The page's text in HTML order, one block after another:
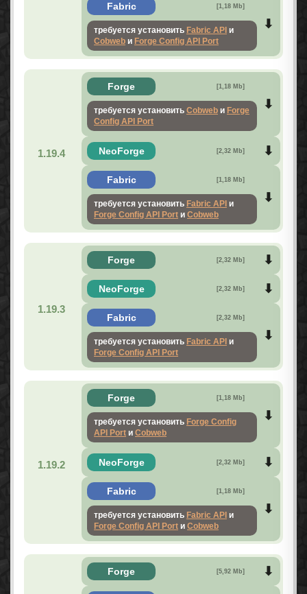
Fabric [1,18 Mb]
требуется установить Fabric API и
Cobweb и Forge Config API Port
1.19.4
Forge [1,18 Mb]
требуется установить Cobweb и Forge
Config API Port
NeoForge [2,32 Mb]
Fabric [1,18 Mb]
требуется установить Fabric API и
Forge Config API Port и Cobweb
1.19.3
Forge [2,32 Mb]
NeoForge [2,32 Mb]
Fabric [2,32 Mb]
требуется установить Fabric API и
Forge Config API Port
1.19.2
Forge [1,18 Mb]
требуется установить Forge Config
API Port и Cobweb
NeoForge [2,32 Mb]
Fabric [1,18 Mb]
требуется установить Fabric API и
Forge Config API Port и Cobweb
Forge [5,92 Mb]